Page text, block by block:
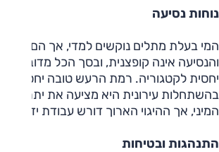
נוחות נסיעה
המי בעלת מתלים נוקשים למדי, אך הם מציעים
והנסיעה אינה קופצנית, ובסך הכל מדובר
יחסית לקטגוריה. רמת הרעש טובה יחסית
בהשתחלות עירונית היא מציעה את יתרונות
המיני, אך ההיגוי הארוך דורש עבודת ידיים
התנהגות ובטיחות